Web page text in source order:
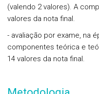
(valendo 2 valores). A
valores da nota final.
- avaliação por exame, na
componentes teórica e
14 valores da nota final.